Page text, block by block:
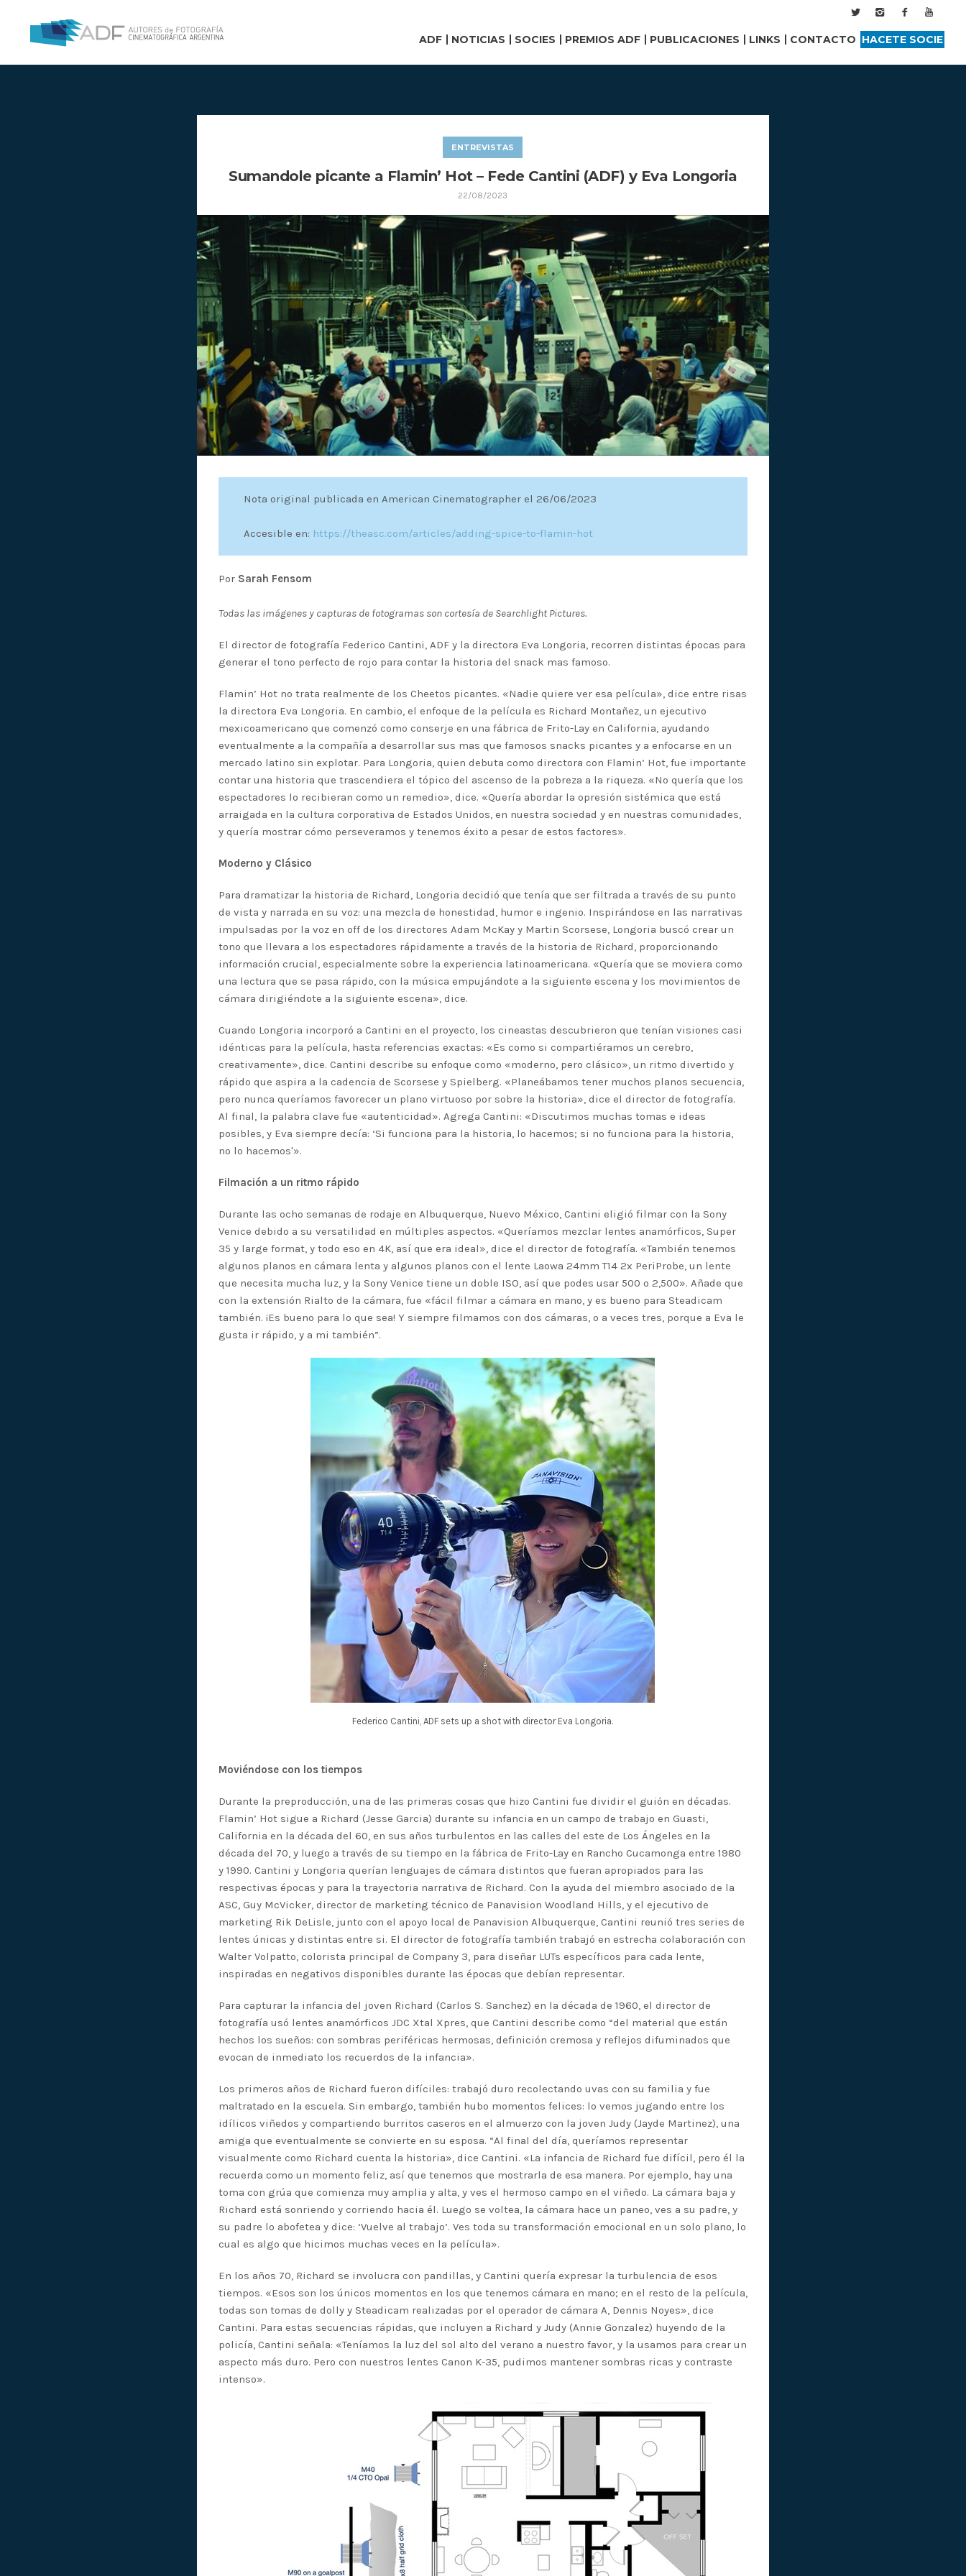
ADF NOTICIAS SOCIES PREMIOS ADF PUBLICACIONES LINKS CONTACTO HACETE SOCIE
ENTREVISTAS
Sumandole picante a Flamin’ Hot – Fede Cantini (ADF) y Eva Longoria
22/08/2023
Nota original publicada en American Cinematographer el 26/06/2023
Accesible en: https://theasc.com/articles/adding-spice-to-flamin-hot
Por Sarah Fensom
Todas las imágenes y capturas de fotogramas son cortesía de Searchlight Pictures.
El director de fotografía Federico Cantini, ADF y la directora Eva Longoria, recorren distintas épocas para
generar el tono perfecto de rojo para contar la historia del snack mas famoso.
Flamin’ Hot no trata realmente de los Cheetos picantes. «Nadie quiere ver esa película», dice entre risas
la directora Eva Longoria. En cambio, el enfoque de la película es Richard Montañez, un ejecutivo
mexicoamericano que comenzó como conserje en una fábrica de Frito-Lay en California, ayudando
eventualmente a la compañía a desarrollar sus mas que famosos snacks picantes y a enfocarse en un
mercado latino sin explotar. Para Longoria, quien debuta como directora con Flamin’ Hot, fue importante
contar una historia que trascendiera el tópico del ascenso de la pobreza a la riqueza. «No quería que los
espectadores lo recibieran como un remedio», dice. «Quería abordar la opresión sistémica que está
arraigada en la cultura corporativa de Estados Unidos, en nuestra sociedad y en nuestras comunidades,
y quería mostrar cómo perseveramos y tenemos éxito a pesar de estos factores».
Moderno y Clásico
Para dramatizar la historia de Richard, Longoria decidió que tenía que ser filtrada a través de su punto
de vista y narrada en su voz: una mezcla de honestidad, humor e ingenio. Inspirándose en las narrativas
impulsadas por la voz en off de los directores Adam McKay y Martin Scorsese, Longoria buscó crear un
tono que llevara a los espectadores rápidamente a través de la historia de Richard, proporcionando
información crucial, especialmente sobre la experiencia latinoamericana. «Quería que se moviera como
una lectura que se pasa rápido, con la música empujándote a la siguiente escena y los movimientos de
cámara dirigiéndote a la siguiente escena», dice.
Cuando Longoria incorporó a Cantini en el proyecto, los cineastas descubrieron que tenían visiones casi
idénticas para la película, hasta referencias exactas: «Es como si compartiéramos un cerebro,
creativamente», dice. Cantini describe su enfoque como «moderno, pero clásico», un ritmo divertido y
rápido que aspira a la cadencia de Scorsese y Spielberg. «Planeábamos tener muchos planos secuencia,
pero nunca queríamos favorecer un plano virtuoso por sobre la historia», dice el director de fotografía.
Al final, la palabra clave fue «autenticidad». Agrega Cantini: «Discutimos muchas tomas e ideas
posibles, y Eva siempre decía: ‘Si funciona para la historia, lo hacemos; si no funciona para la historia,
no lo hacemos'».
Filmación a un ritmo rápido
Durante las ocho semanas de rodaje en Albuquerque, Nuevo México, Cantini eligió filmar con la Sony
Venice debido a su versatilidad en múltiples aspectos. «Queríamos mezclar lentes anamórficos, Super
35 y large format, y todo eso en 4K, así que era ideal», dice el director de fotografía. «También tenemos
algunos planos en cámara lenta y algunos planos con el lente Laowa 24mm T14 2x PeriProbe, un lente
que necesita mucha luz, y la Sony Venice tiene un doble ISO, así que podes usar 500 o 2,500». Añade que
con la extensión Rialto de la cámara, fue «fácil filmar a cámara en mano, y es bueno para Steadicam
también. ¡Es bueno para lo que sea! Y siempre filmamos con dos cámaras, o a veces tres, porque a Eva le
gusta ir rápido, y a mi también”.
Federico Cantini, ADF sets up a shot with director Eva Longoria.
Moviéndose con los tiempos
Durante la preproducción, una de las primeras cosas que hizo Cantini fue dividir el guión en décadas.
Flamin’ Hot sigue a Richard (Jesse Garcia) durante su infancia en un campo de trabajo en Guasti,
California en la década del 60, en sus años turbulentos en las calles del este de Los Ángeles en la
década del 70, y luego a través de su tiempo en la fábrica de Frito-Lay en Rancho Cucamonga entre 1980
y 1990. Cantini y Longoria querían lenguajes de cámara distintos que fueran apropiados para las
respectivas épocas y para la trayectoria narrativa de Richard. Con la ayuda del miembro asociado de la
ASC, Guy McVicker, director de marketing técnico de Panavision Woodland Hills, y el ejecutivo de
marketing Rik DeLisle, junto con el apoyo local de Panavision Albuquerque, Cantini reunió tres series de
lentes únicas y distintas entre si. El director de fotografía también trabajó en estrecha colaboración con
Walter Volpatto, colorista principal de Company 3, para diseñar LUTs específicos para cada lente,
inspiradas en negativos disponibles durante las épocas que debían representar.
Para capturar la infancia del joven Richard (Carlos S. Sanchez) en la década de 1960, el director de
fotografía usó lentes anamórficos JDC Xtal Xpres, que Cantini describe como “del material que están
hechos los sueños: con sombras periféricas hermosas, definición cremosa y reflejos difuminados que
evocan de inmediato los recuerdos de la infancia».
Los primeros años de Richard fueron difíciles: trabajó duro recolectando uvas con su familia y fue
maltratado en la escuela. Sin embargo, también hubo momentos felices: lo vemos jugando entre los
idílicos viñedos y compartiendo burritos caseros en el almuerzo con la joven Judy (Jayde Martinez), una
amiga que eventualmente se convierte en su esposa. “Al final del día, queríamos representar
visualmente como Richard cuenta la historia», dice Cantini. «La infancia de Richard fue difícil, pero él la
recuerda como un momento feliz, así que tenemos que mostrarla de esa manera. Por ejemplo, hay una
toma con grúa que comienza muy amplia y alta, y ves el hermoso campo en el viñedo. La cámara baja y
Richard está sonriendo y corriendo hacia él. Luego se voltea, la cámara hace un paneo, ves a su padre, y
su padre lo abofetea y dice: ‘Vuelve al trabajo’. Ves toda su transformación emocional en un solo plano, lo
cual es algo que hicimos muchas veces en la película».
En los años 70, Richard se involucra con pandillas, y Cantini quería expresar la turbulencia de esos
tiempos. «Esos son los únicos momentos en los que tenemos cámara en mano; en el resto de la película,
todas son tomas de dolly y Steadicam realizadas por el operador de cámara A, Dennis Noyes», dice
Cantini. Para estas secuencias rápidas, que incluyen a Richard y Judy (Annie Gonzalez) huyendo de la
policía, Cantini señala: «Teníamos la luz del sol alto del verano a nuestro favor, y la usamos para crear un
aspecto más duro. Pero con nuestros lentes Canon K-35, pudimos mantener sombras ricas y contraste
intenso».